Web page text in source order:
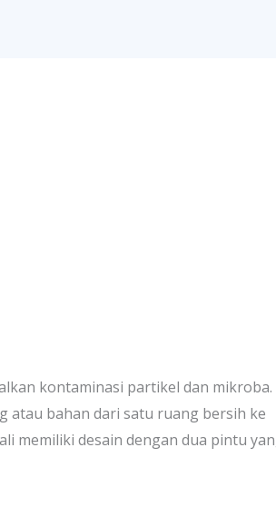
kontaminasi partikel dan mikroba.
atau bahan dari satu ruang bersih ke
memiliki desain dengan dua pintu